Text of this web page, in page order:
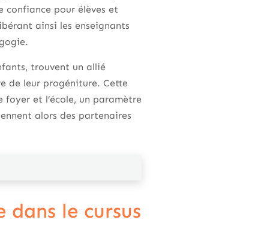
confiance pour élèves et
ainsi les enseignants
trouvent un allié
de leur progéniture. Cette
et l’école, un paramètre
alors des partenaires
le cursus